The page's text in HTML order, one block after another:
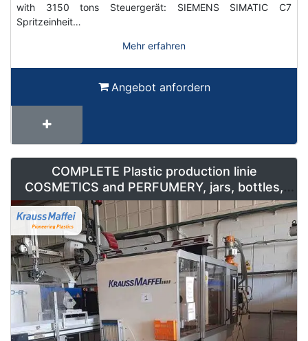
with 3150 tons Steuergerät: SIEMENS SIMATIC C7
Spritzeinheit…
Mehr erfahren
Angebot anfordern
COMPLETE Plastic production linie
COSMETICS and PERFUMERY, jars, bottles,
caps and containers for sale